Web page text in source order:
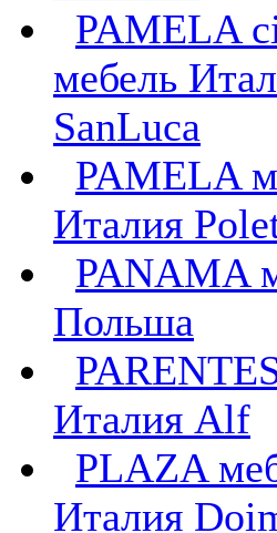
PAMELA
мебель
SanLuca
PAMELA
Италия
PANAMA
Польша
Италия Alf
PLAZA
Италия